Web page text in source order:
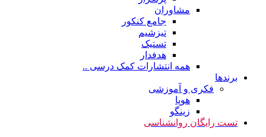
مشاوران
جامع کنکور
تیزشیم
تستیک
هدفدار
همه انتشارات کمک درسی ..
برندها
فکری و آموزشی
هوپا
زینگو
تست رایگان روانشناسی